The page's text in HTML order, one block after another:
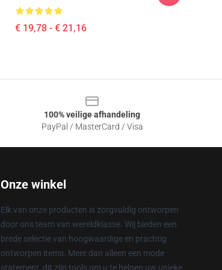
€ 19,78 - € 21,16
100% veilige afhandeling
PayPal / MasterCard / Visa
Onze winkel
Elk van onze producten is zorgvuldig ontworpen
door ons team van wereldklasse. Wij bieden een
brede selectie van hoogwaardige en prachtig
ontworpen items. Meer dan alleen een mode
statement, dit zijn tools om u te helpen uw unieke